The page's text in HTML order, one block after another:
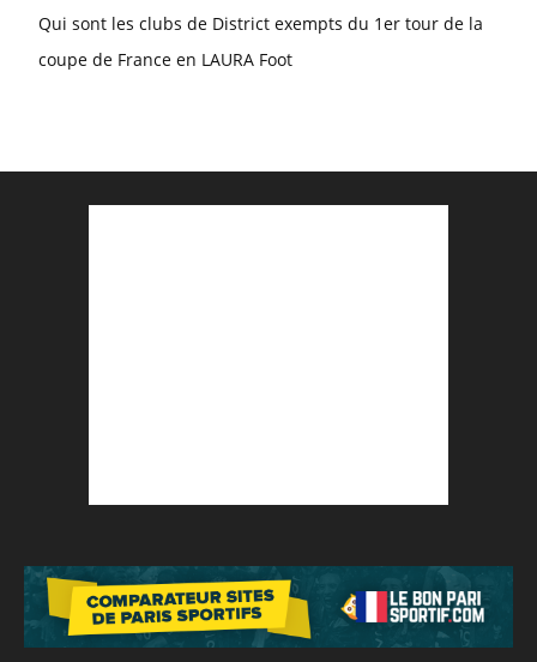
Qui sont les clubs de District exempts du 1er tour de la
coupe de France en LAURA Foot